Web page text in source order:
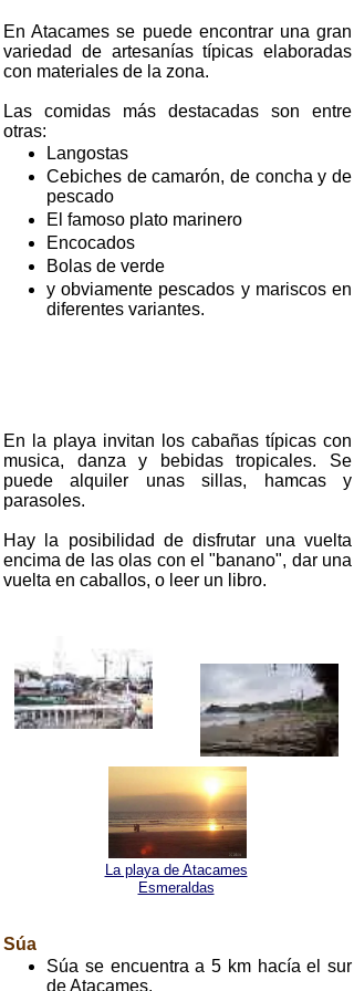
Súa
Súa se encuentra a 5 km hacía el sur
de Atacames.
En la playa invitan los cabañas típicas con
musica, danza y bebidas tropicales. Se
puede alquiler unas sillas, hamcas y
parasoles.
Hay la posibilidad de disfrutar una vuelta
encima de las olas con el "banano", dar una
vuelta en caballos, o leer un libro.
En Atacames se puede encontrar una gran
variedad de artesanías típicas elaboradas
con materiales de la zona.
Las comidas más destacadas son entre
otras:
Langostas
Cebiches de camarón, de concha y de
pescado
El famoso plato marinero
Encocados
Bolas de verde
y obviamente pescados y mariscos en
diferentes variantes.
La playa de Atacames
Esmeraldas